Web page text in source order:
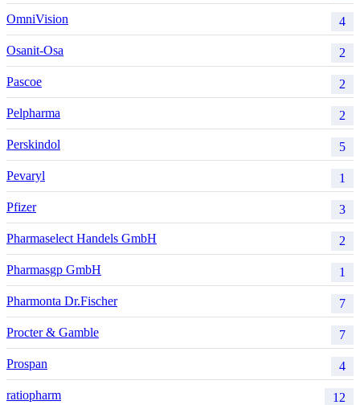
OmniVision 4
Osanit-Osa 2
Pascoe 2
Pelpharma 2
Perskindol 5
Pevaryl 1
Pfizer 3
Pharmaselect Handels GmbH 2
Pharmasgp GmbH 1
Pharmonta Dr.Fischer 7
Procter & Gamble 7
Prospan 4
ratiopharm 12